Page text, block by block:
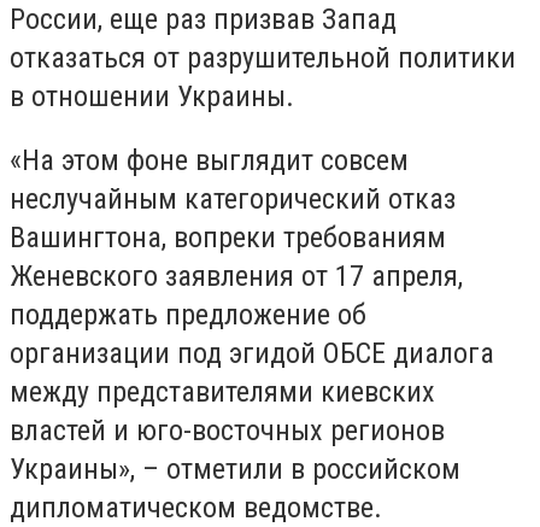
России, еще раз призвав Запад
отказаться от разрушительной политики
в отношении Украины.
«На этом фоне выглядит совсем
неслучайным категорический отказ
Вашингтона, вопреки требованиям
Женевского заявления от 17 апреля,
поддержать предложение об
организации под эгидой ОБСЕ диалога
между представителями киевских
властей и юго-восточных регионов
Украины», – отметили в российском
дипломатическом ведомстве.